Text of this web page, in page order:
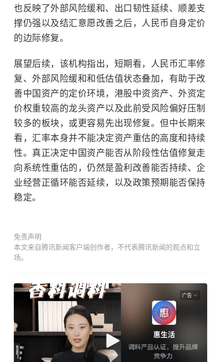
也反映了外部风险缓和、出口韧性延续、顺差支
撑仍强以及结汇意愿改善之后，人民币自身定价
的边际修复。
展望后续，该机构指出，短期看，人民币汇率修
复、外部风险缓和和低估值状态叠加，有助于改
善中国资产的定价环境，港股中资资产、外资定
价权重较高的龙头资产以及此前受风险偏好压制
较多的板块，或更容易先出现修复。但中长期来
看，汇率本身并不能决定资产重估的高度和持续
性。真正决定中国资产能否从阶段性估值修复走
向系统性重估的，仍然是盈利改善能否持续、企
业经营正循环能否延续，以及政策预期能否保持
稳定。
免责声明
本文来自腾讯新闻客户端创作者，不代表腾讯新闻的观点和立
场。
广告